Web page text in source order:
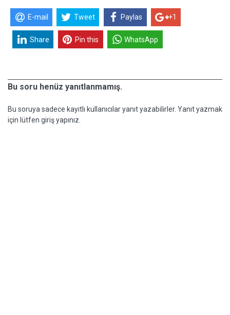
E-mail Tweet Paylas +1
Share Pin this WhatsApp
Bu soru henüz yanıtlanmamış.
Bu soruya sadece kayıtlı kullanıcılar yanıt yazabilirler. Yanıt yazmak
için lütfen giriş yapınız.